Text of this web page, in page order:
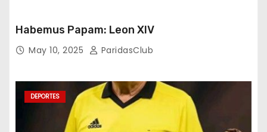
Habemus Papam: Leon XIV
May 10, 2025 ParidasClub
DEPORTES